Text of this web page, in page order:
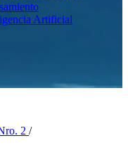
Artificial
2 /